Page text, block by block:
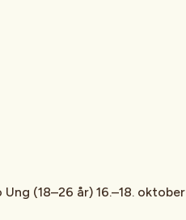
(18–26 år) 16.–18. oktober